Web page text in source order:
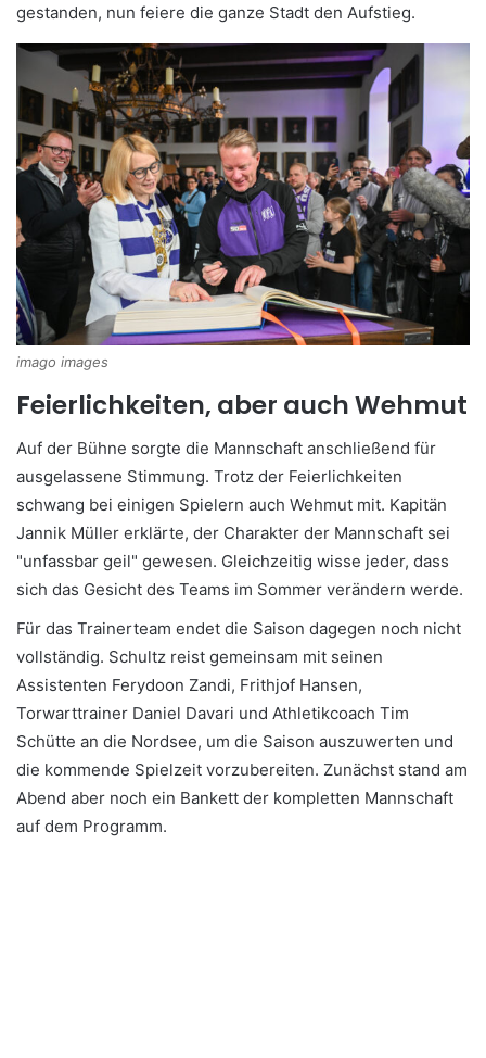
gestanden, nun feiere die ganze Stadt den Aufstieg.
imago images
Feierlichkeiten, aber auch Wehmut
Auf der Bühne sorgte die Mannschaft anschließend für
ausgelassene Stimmung. Trotz der Feierlichkeiten
schwang bei einigen Spielern auch Wehmut mit. Kapitän
Jannik Müller erklärte, der Charakter der Mannschaft sei
"unfassbar geil" gewesen. Gleichzeitig wisse jeder, dass
sich das Gesicht des Teams im Sommer verändern werde.
Für das Trainerteam endet die Saison dagegen noch nicht
vollständig. Schultz reist gemeinsam mit seinen
Assistenten Ferydoon Zandi, Frithjof Hansen,
Torwarttrainer Daniel Davari und Athletikcoach Tim
Schütte an die Nordsee, um die Saison auszuwerten und
die kommende Spielzeit vorzubereiten. Zunächst stand am
Abend aber noch ein Bankett der kompletten Mannschaft
auf dem Programm.